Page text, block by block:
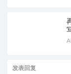
AI
发表回复